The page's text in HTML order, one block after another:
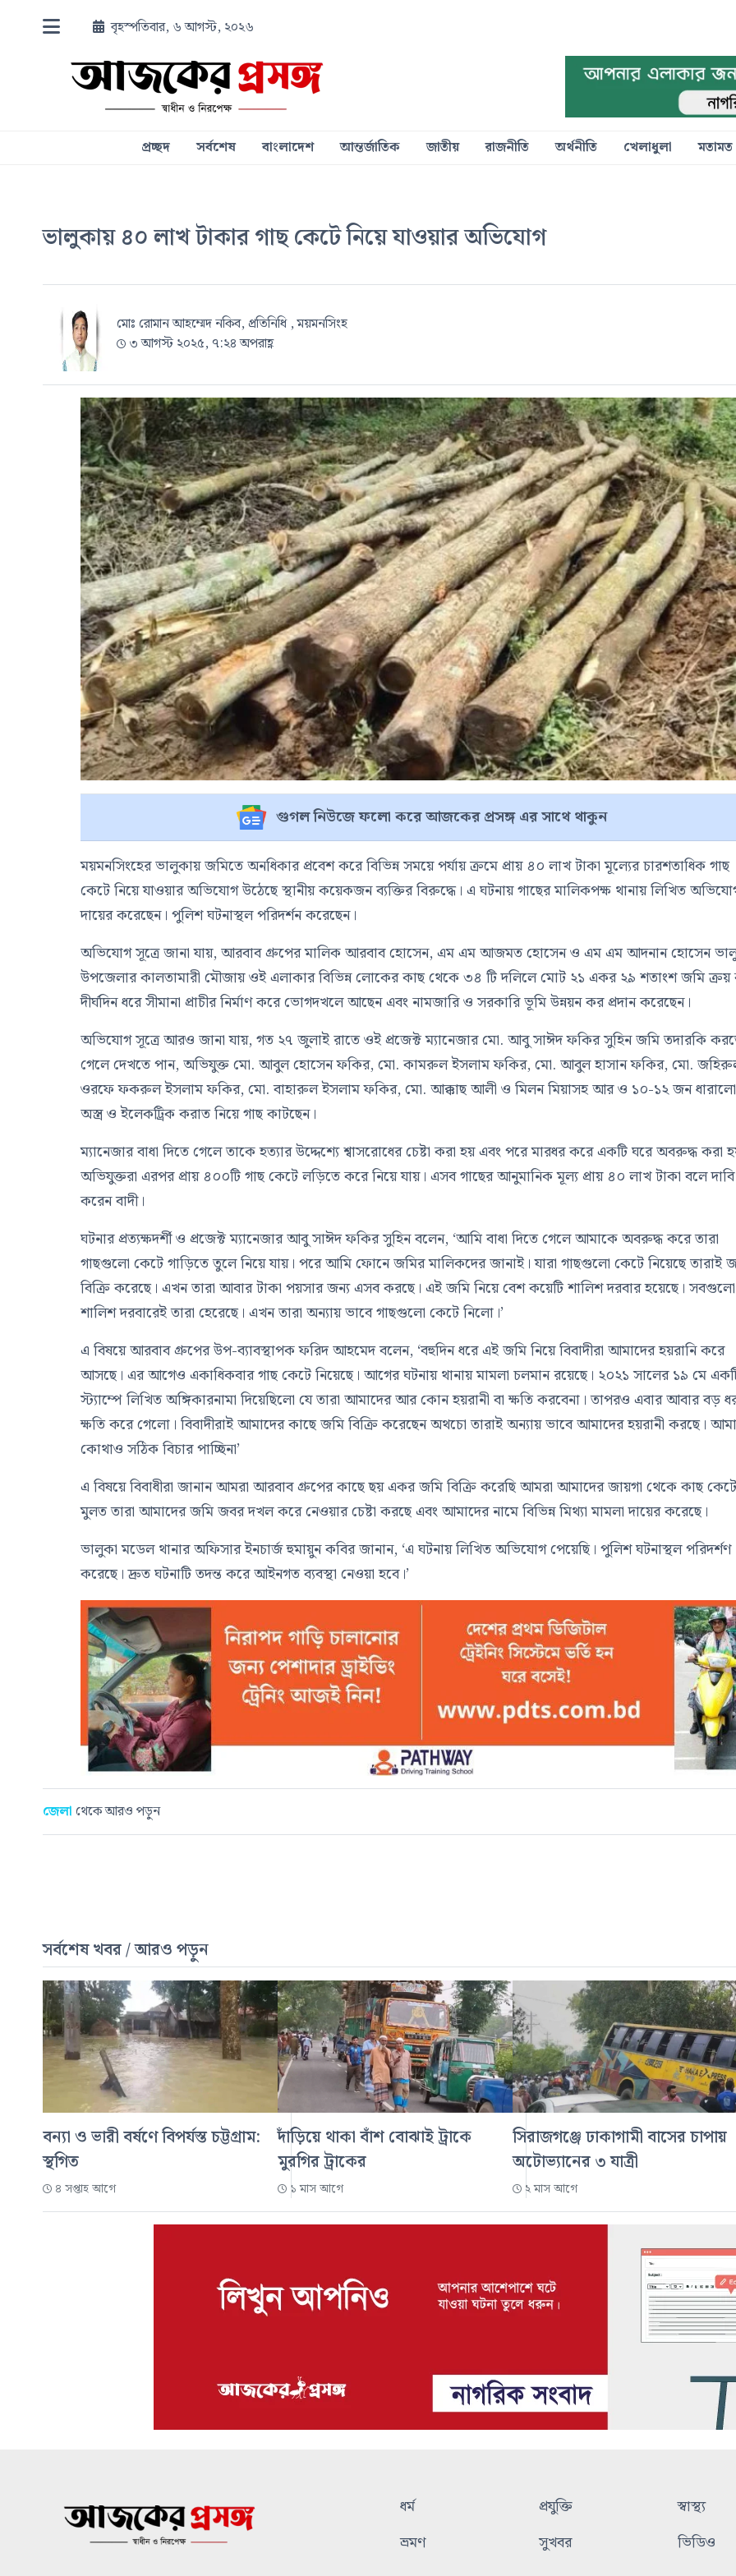
বৃহস্পতিবার, ৬ আগস্ট, ২০২৬
প্রচ্ছদ সর্বশেষ বাংলাদেশ আন্তর্জাতিক জাতীয় রাজনীতি অর্থনীতি খেলাধুলা মতামত
ভালুকায় ৪০ লাখ টাকার গাছ কেটে নিয়ে যাওয়ার অভিযোগ
মোঃ রোমান আহম্মেদ নকিব, প্রতিনিধি , ময়মনসিংহ
৩ আগস্ট ২০২৫, ৭:২৪ অপরাহ্ণ
গুগল নিউজে ফলো করে আজকের প্রসঙ্গ এর সাথে থাকুন
ময়মনসিংহের ভালুকায় জমিতে অনধিকার প্রবেশ করে বিভিন্ন সময়ে পর্যায় ক্রমে প্রায় ৪০ লাখ টাকা মূল্যের চারশতাধিক গাছ
কেটে নিয়ে যাওয়ার অভিযোগ উঠেছে স্থানীয় কয়েকজন ব্যক্তির বিরুদ্ধে। এ ঘটনায় গাছের মালিকপক্ষ থানায় লিখিত
দায়ের করেছেন। পুলিশ ঘটনাস্থল পরিদর্শন করেছেন।
অভিযোগ সূত্রে জানা যায়, আরবাব গ্রুপের মালিক আরবাব হোসেন, এম এম আজমত হোসেন ও এম এম আদনান হোসেন
উপজেলার কালতামারী মৌজায় ওই এলাকার বিভিন্ন লোকের কাছ থেকে ৩৪ টি দলিলে মোট ২১ একর ২৯ শতাংশ জমি
দীর্ঘদিন ধরে সীমানা প্রাচীর নির্মাণ করে ভোগদখলে আছেন এবং নামজারি ও সরকারি ভূমি উন্নয়ন কর প্রদান করেছেন।
অভিযোগ সূত্রে আরও জানা যায়, গত ২৭ জুলাই রাতে ওই প্রজেক্ট ম্যানেজার মো. আবু সাঈদ ফকির সুহিন জমি তদারকি
গেলে দেখতে পান, অভিযুক্ত মো. আবুল হোসেন ফকির, মো. কামরুল ইসলাম ফকির, মো. আবুল হাসান ফকির, মো.
ওরফে ফকরুল ইসলাম ফকির, মো. বাহারুল ইসলাম ফকির, মো. আক্কাছ আলী ও মিলন মিয়াসহ আর ও ১০-১২ জন ধারালো
অস্ত্র ও ইলেকট্রিক করাত নিয়ে গাছ কাটছেন।
ম্যানেজার বাধা দিতে গেলে তাকে হত্যার উদ্দেশ্যে শ্বাসরোধের চেষ্টা করা হয় এবং পরে মারধর করে একটি ঘরে অবরুদ্ধ করা
অভিযুক্তরা এরপর প্রায় ৪০০টি গাছ কেটে লড়িতে করে নিয়ে যায়। এসব গাছের আনুমানিক মূল্য প্রায় ৪০ লাখ টাকা বলে দাবি
করেন বাদী।
ঘটনার প্রত্যক্ষদর্শী ও প্রজেক্ট ম্যানেজার আবু সাঈদ ফকির সুহিন বলেন, ‘আমি বাধা দিতে গেলে আমাকে অবরুদ্ধ করে তারা
গাছগুলো কেটে গাড়িতে তুলে নিয়ে যায়। পরে আমি ফোনে জমির মালিকদের জানাই। যারা গাছগুলো কেটে নিয়েছে তারাই
বিক্রি করেছে। এখন তারা আবার টাকা পয়সার জন্য এসব করছে। এই জমি নিয়ে বেশ কয়েটি শালিশ দরবার হয়েছে। সবগুলো
শালিশ দরবারেই তারা হেরেছে। এখন তারা অন্যায় ভাবে গাছগুলো কেটে নিলো।’
এ বিষয়ে আরবাব গ্রুপের উপ-ব্যাবস্থাপক ফরিদ আহমেদ বলেন, ‘বহুদিন ধরে এই জমি নিয়ে বিবাদীরা আমাদের হয়রানি করে
আসছে। এর আগেও একাধিকবার গাছ কেটে নিয়েছে। আগের ঘটনায় থানায় মামলা চলমান রয়েছে। ২০২১ সালের ১৯ মে
স্ট্যাম্পে লিখিত অঙ্গিকারনামা দিয়েছিলো যে তারা আমাদের আর কোন হয়রানী বা ক্ষতি করবেনা। তাপরও এবার আবার বড়
ক্ষতি করে গেলো। বিবাদীরাই আমাদের কাছে জমি বিক্রি করেছেন অথচো তারাই অন্যায় ভাবে আমাদের হয়রানী করছে।
কোথাও সঠিক বিচার পাচ্ছিনা’
এ বিষয়ে বিবাধীরা জানান আমরা আরবাব গ্রুপের কাছে ছয় একর জমি বিক্রি করেছি আমরা আমাদের জায়গা থেকে কাছ
মুলত তারা আমাদের জমি জবর দখল করে নেওয়ার চেষ্টা করছে এবং আমাদের নামে বিভিন্ন মিথ্যা মামলা দায়ের করেছে।
ভালুকা মডেল থানার অফিসার ইনচার্জ হুমায়ুন কবির জানান, ‘এ ঘটনায় লিখিত অভিযোগ পেয়েছি। পুলিশ ঘটনাস্থল পরিদর্শণ
করেছে। দ্রুত ঘটনাটি তদন্ত করে আইনগত ব্যবস্থা নেওয়া হবে।’
জেলা থেকে আরও পড়ুন
সর্বশেষ খবর / আরও পড়ুন
বন্যা ও ভারী বর্ষণে বিপর্যস্ত চট্টগ্রাম:
স্থগিত
৪ সপ্তাহ আগে
দাঁড়িয়ে থাকা বাঁশ বোঝাই ট্রাকে
মুরগির ট্রাকের
১ মাস আগে
সিরাজগঞ্জে ঢাকাগামী বাসের চাপায়
অটোভ্যানের ৩ যাত্রী
২ মাস আগে
ধর্ম প্রযুক্তি
স্বাস্থ্য
ভ্রমণ
সুখবর ভিডিও